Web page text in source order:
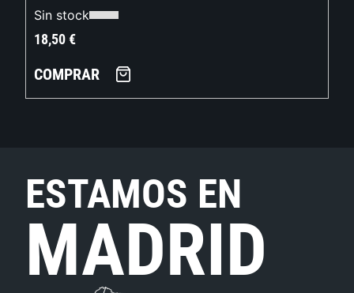
Sin stock
18,50€
COMPRAR
ESTAMOS EN
MADRID